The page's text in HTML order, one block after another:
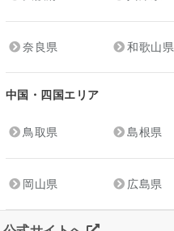
奈良県 和歌山県
中国・四国エリア
鳥取県 島根県
岡山県 広島県